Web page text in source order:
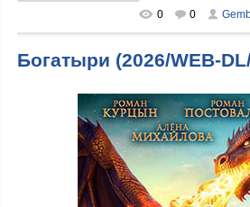
0
0
Богатыри (2026/WEB-